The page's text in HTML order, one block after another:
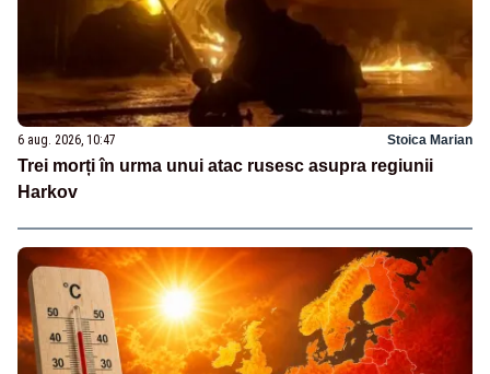
6 aug. 2026, 10:47 Stoica Marian
Trei morți în urma unui atac rusesc asupra regiunii
Harkov